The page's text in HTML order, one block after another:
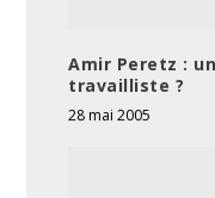
Amir Peretz :
travailliste ?
28 mai 2005